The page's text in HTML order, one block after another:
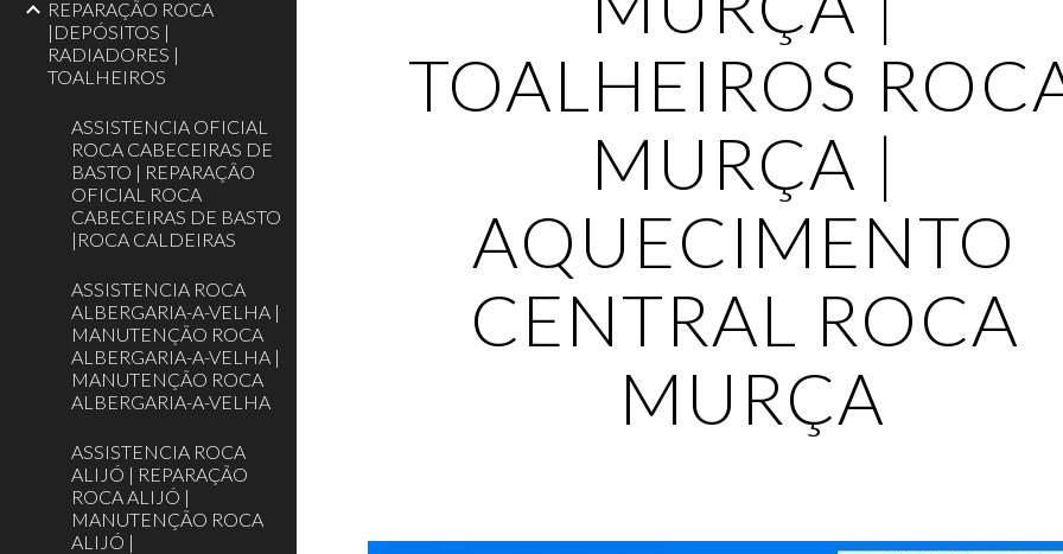
REPARAÇÃO ROCA
|DEPÓSITOS |
RADIADORES |
TOALHEIROS
ASSISTENCIA OFICIAL
ROCA CABECEIRAS DE
BASTO | REPARAÇÃO
OFICIAL ROCA
CABECEIRAS DE BASTO
|ROCA CALDEIRAS
ASSISTENCIA ROCA
ALBERGARIA-A-VELHA |
MANUTENÇÃO ROCA
ALBERGARIA-A-VELHA |
MANUTENÇÃO ROCA
ALBERGARIA-A-VELHA
ASSISTENCIA ROCA
ALIJÓ | REPARAÇÃO
ROCA ALIJÓ |
MANUTENÇÃO ROCA
ALIJÓ |
TOALHEIROS
MURÇA |
AQUECIMENTO
CENTRAL ROCA
MURÇA